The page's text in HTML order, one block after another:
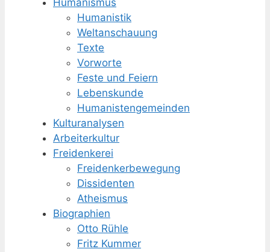
Humanismus
Humanistik
Weltanschauung
Texte
Vorworte
Feste und Feiern
Lebenskunde
Humanisten­gemeinden
Kulturanalysen
Arbeiterkultur
Freidenkerei
Freidenker­bewegung
Dissidenten
Atheismus
Biographien
Otto Rühle
Fritz Kummer